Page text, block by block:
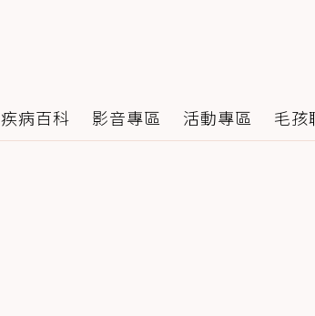
疾病百科 影音專區 活動專區 毛孩